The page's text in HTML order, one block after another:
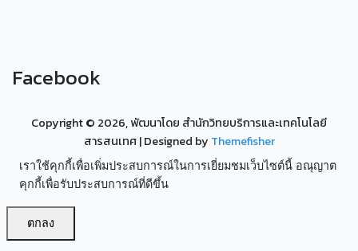
Facebook
Copyright © 2026, พัฒนาโดย สำนักวิทยบริการและเทคโนโลยี
สารสนเทศ| Designed by Themefisher
เราใช้คุกกี้เพื่อเพิ่มประสบการณ์ในการเยี่ยมชมเว็บไซต์นี้ อณุญาต
คุกกี้เพื่อรับประสบการณ์ที่ดีขึ้น
ตกลง